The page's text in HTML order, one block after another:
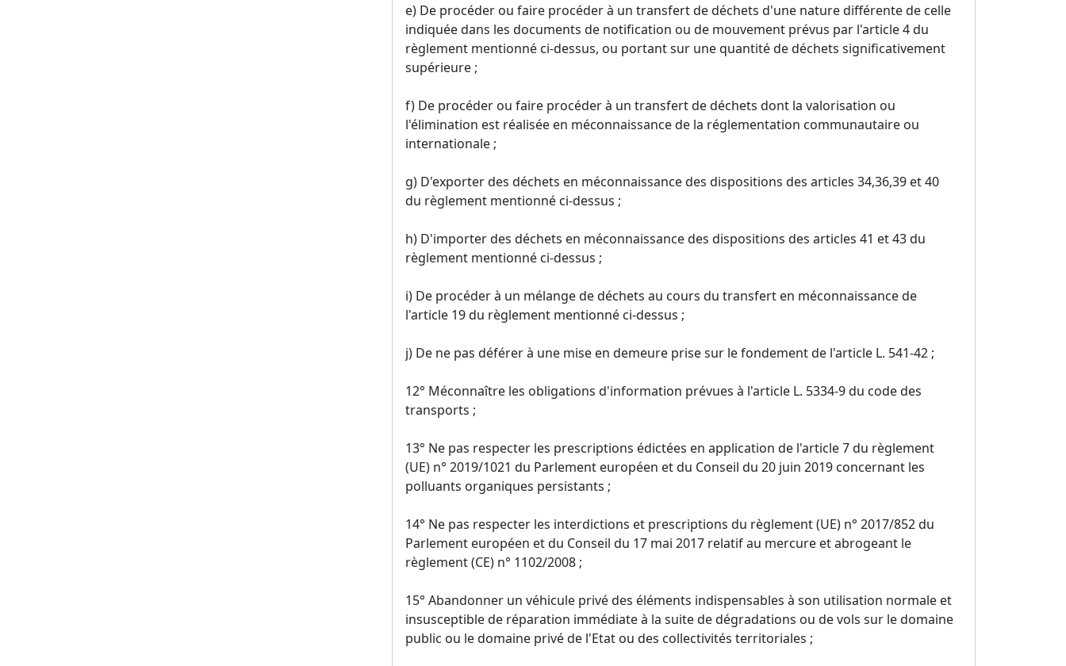
e) De procéder ou faire procéder à un transfert de déchets d'une nature différente de celle
indiquée dans les documents de notification ou de mouvement prévus par l'article 4 du
règlement mentionné ci-dessus, ou portant sur une quantité de déchets significativement
supérieure ;
f) De procéder ou faire procéder à un transfert de déchets dont la valorisation ou
l'élimination est réalisée en méconnaissance de la réglementation communautaire ou
internationale ;
g) D'exporter des déchets en méconnaissance des dispositions des articles 34,36,39 et 40
du règlement mentionné ci-dessus ;
h) D'importer des déchets en méconnaissance des dispositions des articles 41 et 43 du
règlement mentionné ci-dessus ;
i) De procéder à un mélange de déchets au cours du transfert en méconnaissance de
l'article 19 du règlement mentionné ci-dessus ;
j) De ne pas déférer à une mise en demeure prise sur le fondement de l'article L. 541-42 ;
12° Méconnaître les obligations d'information prévues à l'article L. 5334-9 du code des
transports ;
13° Ne pas respecter les prescriptions édictées en application de l'article 7 du règlement
(UE) n° 2019/1021 du Parlement européen et du Conseil du 20 juin 2019 concernant les
polluants organiques persistants ;
14° Ne pas respecter les interdictions et prescriptions du règlement (UE) n° 2017/852 du
Parlement européen et du Conseil du 17 mai 2017 relatif au mercure et abrogeant le
règlement (CE) n° 1102/2008 ;
15° Abandonner un véhicule privé des éléments indispensables à son utilisation normale et
insusceptible de réparation immédiate à la suite de dégradations ou de vols sur le domaine
public ou le domaine privé de l'Etat ou des collectivités territoriales ;